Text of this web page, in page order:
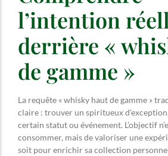
l’intention
derrière «
de gamme »
La requête « whisky haut de gamme »
claire : trouver un spiritueux
certain statut ou événement. L’objectif
consommer, mais de valoriser une
soit pour enrichir sa collection